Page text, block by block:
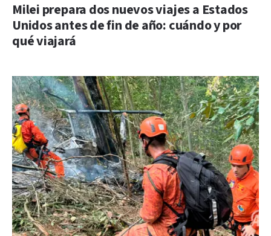
Milei prepara dos nuevos viajes a Estados
Unidos antes de fin de año: cuándo y por
qué viajará